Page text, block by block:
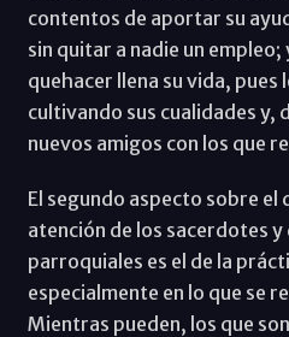
contentos de aportar su
sin quitar a nadie un empleo;
quehacer llena su vida, pues
cultivando sus cualidades y,
nuevos amigos con los que
El segundo aspecto sobre el
atención de los sacerdotes y
parroquiales es el de la
especialmente en lo que se
Mientras pueden, los que